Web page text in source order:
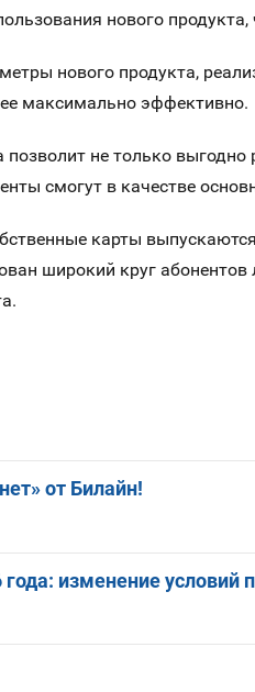
нового
нового продукта,
максимально эффективно.
не только
смогут в качестве
карты
широкий круг
от Билайн!
изменение условий